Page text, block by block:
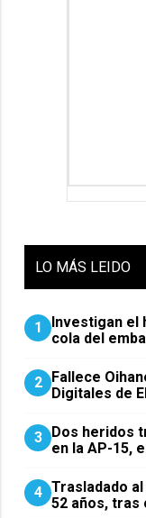
LO MÁS LEIDO
1
Investigan el
cola del
2
Fallece
Digitales de
3
Dos heridos
en la AP-15,
4 Trasladado
52 años, tras